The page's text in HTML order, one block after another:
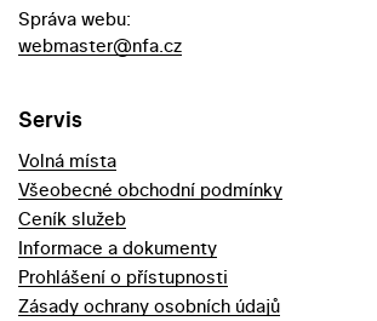
Správa webu:
webmaster@nfa.cz
Servis
Volná místa
Všeobecné obchodní podmínky
Ceník služeb
Informace a dokumenty
Prohlášení o přístupnosti
Zásady ochrany osobních údajů